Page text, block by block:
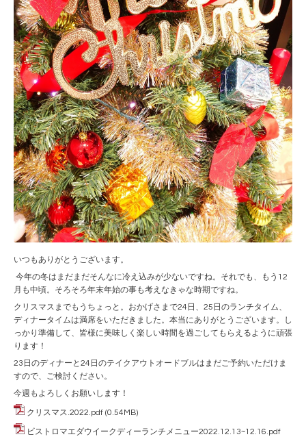
いつもありがとうございます。
今年の冬はまだまだそんなに冷え込みが少ないですね。それでも、もう12
月も中頃。そろそろ年末年始の事も考えなきゃな時期ですね。
クリスマスまでもうちょっと。おかげさまで24日、25日のランチタイム、
ディナータイムは満席をいただきました。本当にありがとうございます。し
っかり準備して、皆様に美味しく楽しい時間を過ごしてもらえるように頑張
ります！
23日のディナーと24日のテイクアウトオードブルはまだご予約いただけま
すので、ご検討ください。
今週もよろしくお願いします！
クリスマス.2022.pdf (0.54MB)
ビストロマエダウイークディーランチメニュー2022.12.13~12.16.pdf